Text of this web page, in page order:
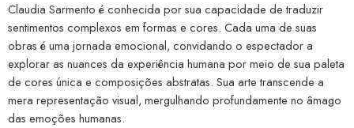
Claudia Sarmento é conhecida por sua capacidade de traduzir
sentimentos complexos em formas e cores. Cada uma de suas
obras é uma jornada emocional, convidando o espectador a
explorar as nuances da experiência humana por meio de sua paleta
de cores única e composições abstratas. Sua arte transcende a
mera representação visual, mergulhando profundamente no âmago
das emoções humanas.